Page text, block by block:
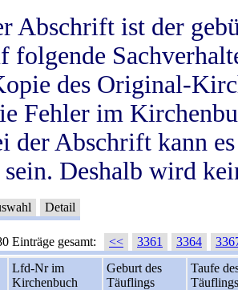
Abschrift ist der
folgende
des Original-
Fehler im
der Abschrift kann
sein. Deshalb wird
Detail
Einträge gesamt: << 3361 3364
Lfd-Nr im
Kirchenbuch
Geburt des
Täuflings
Taufe
Täuflings